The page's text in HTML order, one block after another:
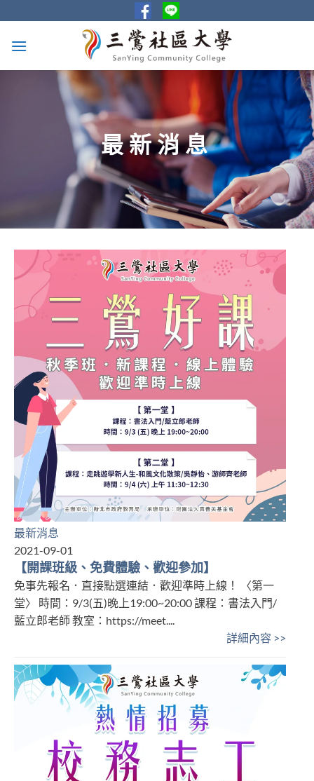
to
content
最新消息
最新消息
2021-09-01
【開課班級、免費體驗、歡迎參加】
免事先報名．直接點選連結．歡迎準時上線！ 〈第一
堂〉 時間：9/3(五)晚上19:00~20:00 課程：書法入門/
藍立郎老師 教室：https://meet....
詳細內容 >>